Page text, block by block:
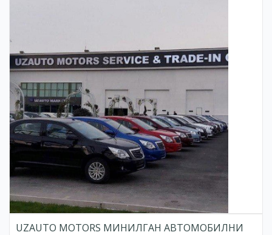
UZAUTO MOTORS МИНИЛГАН АВТОМОБИЛНИ